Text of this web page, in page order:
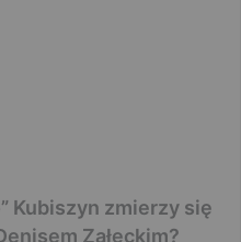
Kubiszyn zmierzy się
Załęckim?